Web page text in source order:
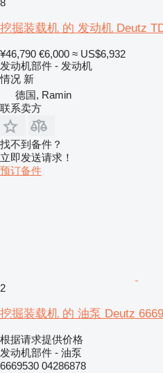
8
挖掘装载机 的 发动机 Deutz
¥46,790 €6,000 ≈ US$6,932
发动机部件 - 发动机
情况 新
德国, Ramin
联系卖方
找不到备件？
立即发送请求！
预订备件
2
挖掘装载机 的 油泵 Deutz
根据请求提供价格
发动机部件 - 油泵
6669530 04286878